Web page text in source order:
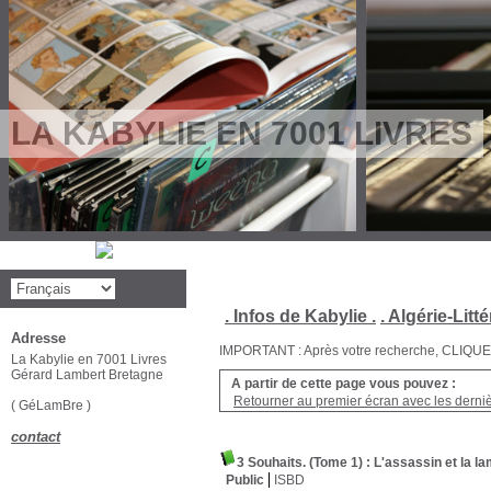
LA KABYLIE EN 7001 LIVRES
. Infos de Kabylie . . Algérie-
IMPORTANT : Après votre recherche,
A partir de cette page vous pouvez :
Retourner au premier écran avec les
3 Souhaits. (Tome 1) : L'assassin et la
Public
ISBD
Adresse
La Kabylie en 7001 Livres
Gérard Lambert Bretagne
( GéLamBre )
contact